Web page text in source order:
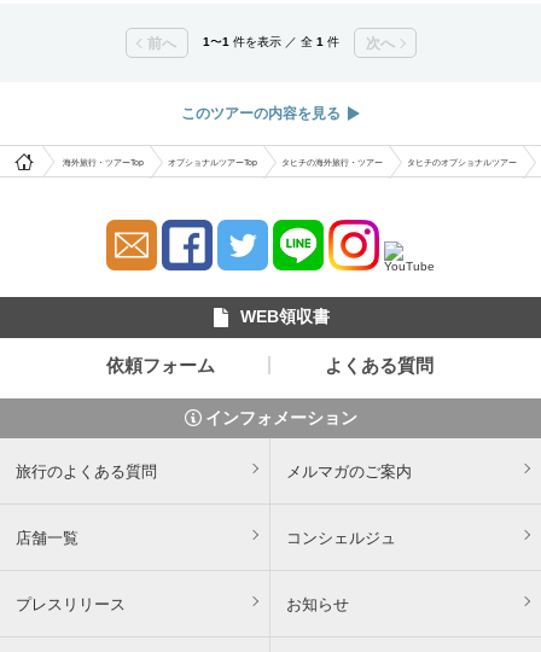
前へ 1〜1 件を表示 ／ 全 1 件 次へ
このツアーの内容を見る
海外旅行・ツアーTop オプショナルツアーTop タヒチの海外旅行・ツアー タヒチのオプショナルツアー
WEB領収書
依頼フォーム よくある質問
インフォメーション
旅行のよくある質問 メルマガのご案内
店舗一覧 コンシェルジュ
プレスリリース お知らせ